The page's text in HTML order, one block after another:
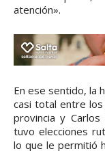
atención».
En ese sentido, la
casi total entre los
provincia y Carlos
tuvo elecciones
lo que le permitió